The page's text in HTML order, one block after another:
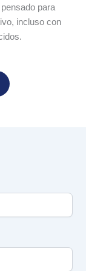
para
incluso con